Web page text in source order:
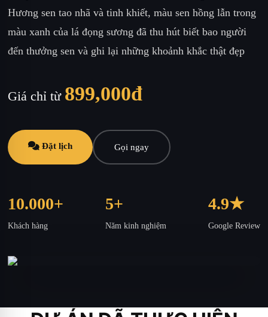
Hương sen tao nhã và tinh khiết, màu sen hồng lẫn trong
màu xanh của lá đọng sương đã thu hút biết bao người
đến thưởng sen và ghi lại những khoảnh khắc thật đẹp
Giá chỉ từ 899,000đ
Đặt lịch Gọi ngay
10.000+
Khách hàng
5+
Năm kinh nghiệm
4.9★
Google Review